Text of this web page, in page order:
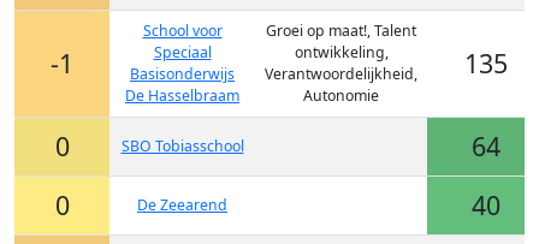
-1
School voor
Speciaal
Basisonderwijs
De Hasselbraam
Groei op maat!, Talent
ontwikkeling,
Verantwoordelijkheid,
Autonomie
135
0 SBO Tobiasschool
64
0
De Zeearend 40